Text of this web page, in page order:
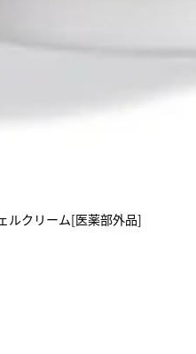
ルクリーム[医薬部外品]